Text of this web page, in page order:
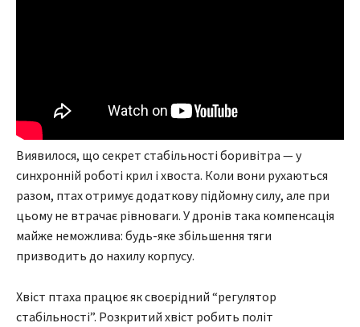
Виявилося, що секрет стабільності боривітра — у
синхронній роботі крил і хвоста. Коли вони рухаються
разом, птах отримує додаткову підйомну силу, але при
цьому не втрачає рівноваги. У дронів така компенсація
майже неможлива: будь-яке збільшення тяги
призводить до нахилу корпусу.
Хвіст птаха працює як своєрідний “регулятор
стабільності”. Розкритий хвіст робить політ